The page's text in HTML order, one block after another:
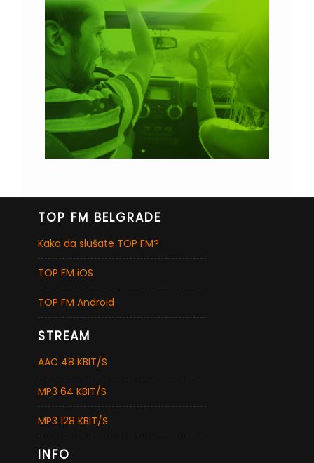
TOP FM BELGRADE
Kako da slušate TOP FM?
TOP FM iOS
TOP FM Android
STREAM
AAC 48 KBIT/S
MP3 64 KBIT/S
MP3 128 KBIT/S
INFO